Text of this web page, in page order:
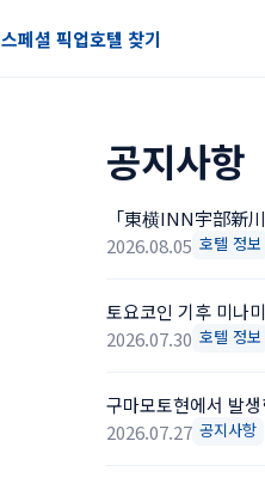
스페셜 픽업호텔 찾기
공지사항
「東横INN宇部新
2026.08.05 호텔 정보
토요코인 기후 미나
2026.07.30 호텔 정보
구마모토현에서 발
2026.07.27 공지사항